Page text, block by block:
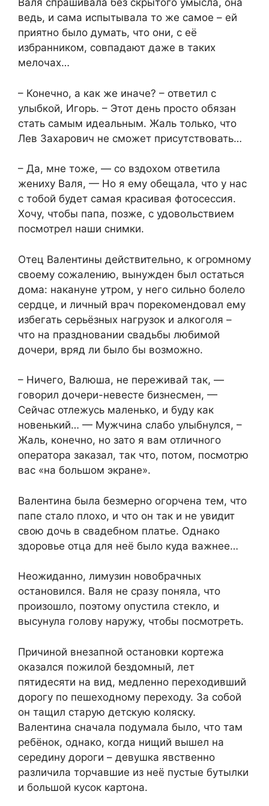
Валя спрашивала без скрытого умысла, она
ведь, и сама испытывала то же самое – ей
приятно было думать, что они, с её
избранником, совпадают даже в таких
мелочах…
– Конечно, а как же иначе? – ответил с
улыбкой, Игорь. – Этот день просто обязан
стать самым идеальным. Жаль только, что
Лев Захарович не сможет присутствовать…
– Да, мне тоже, — со вздохом ответила
жениху Валя, — Но я ему обещала, что у нас
с тобой будет самая красивая фотосессия.
Хочу, чтобы папа, позже, с удовольствием
посмотрел наши снимки.
Отец Валентины действительно, к огромному
своему сожалению, вынужден был остаться
дома: накануне утром, у него сильно болело
сердце, и личный врач порекомендовал ему
избегать серьёзных нагрузок и алкоголя –
что на праздновании свадьбы любимой
дочери, вряд ли было бы возможно.
– Ничего, Валюша, не переживай так, —
говорил дочери-невесте бизнесмен, —
Сейчас отлежусь маленько, и буду как
новенький… — Мужчина слабо улыбнулся, –
Жаль, конечно, но зато я вам отличного
оператора заказал, так что, потом, посмотрю
вас «на большом экране».
Валентина была безмерно огорчена тем, что
папе стало плохо, и что он так и не увидит
свою дочь в свадебном платье. Однако
здоровье отца для неё было куда важнее…
Неожиданно, лимузин новобрачных
остановился. Валя не сразу поняла, что
произошло, поэтому опустила стекло, и
высунула голову наружу, чтобы посмотреть.
Причиной внезапной остановки кортежа
оказался пожилой бездомный, лет
пятидесяти на вид, медленно переходивший
дорогу по пешеходному переходу. За собой
он тащил старую детскую коляску.
Валентина сначала подумала было, что там
ребёнок, однако, когда нищий вышел на
середину дороги – девушка явственно
различила торчавшие из неё пустые бутылки
и большой кусок картона.